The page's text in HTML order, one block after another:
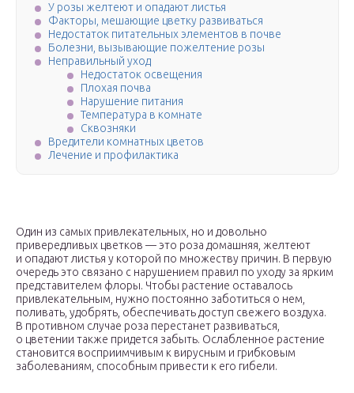
У розы желтеют и опадают листья
Факторы, мешающие цветку развиваться
Недостаток питательных элементов в почве
Болезни, вызывающие пожелтение розы
Неправильный уход
Недостаток освещения
Плохая почва
Нарушение питания
Температура в комнате
Сквозняки
Вредители комнатных цветов
Лечение и профилактика
Один из самых привлекательных, но и довольно
привередливых цветков — это роза домашняя, желтеют
и опадают листья у которой по множеству причин. В первую
очередь это связано с нарушением правил по уходу за ярким
представителем флоры. Чтобы растение оставалось
привлекательным, нужно постоянно заботиться о нем,
поливать, удобрять, обеспечивать доступ свежего воздуха.
В противном случае роза перестанет развиваться,
о цветении также придется забыть. Ослабленное растение
становится восприимчивым к вирусным и грибковым
заболеваниям, способным привести к его гибели.